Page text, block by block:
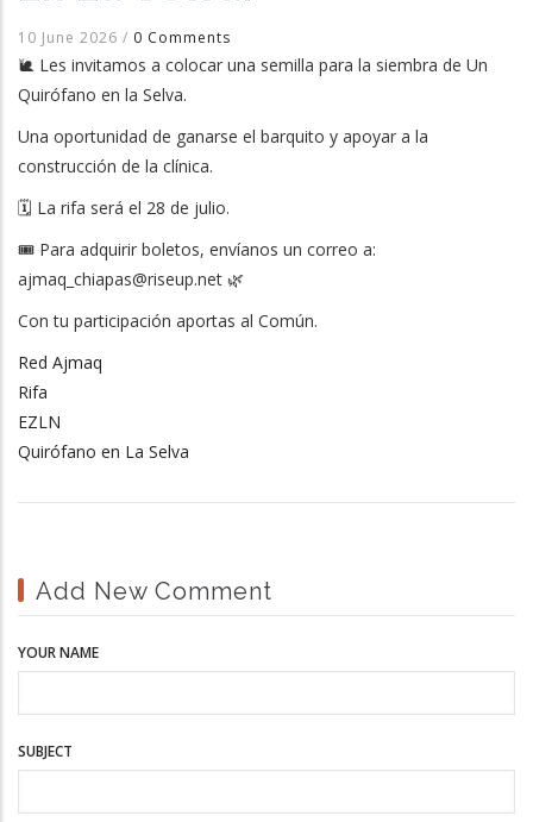
10 June 2026 / 0 Comments
🐌 Les invitamos a colocar una semilla para la siembra de Un
Quirófano en la Selva.
Una oportunidad de ganarse el barquito y apoyar a la
construcción de la clínica.
🗓️ La rifa será el 28 de julio.
🎟️ Para adquirir boletos, envíanos un correo a:
ajmaq_chiapas@riseup.net 🌿
Con tu participación aportas al Común.
Red Ajmaq
Rifa
EZLN
Quirófano en La Selva
Add New Comment
YOUR NAME
SUBJECT